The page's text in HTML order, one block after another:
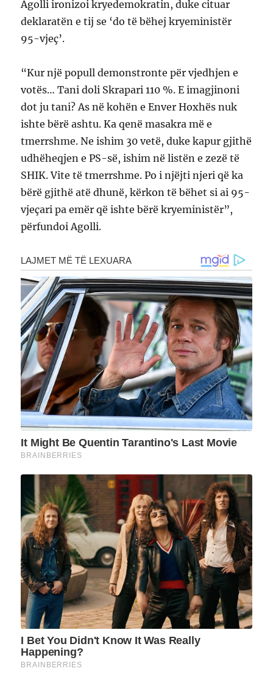
Agolli ironizoi kryedemokratin, duke cituar
deklaratën e tij se ‘do të bëhej kryeministër
95-vjeç’.
“Kur një popull demonstronte për vjedhjen e
votës… Tani doli Skrapari 110 %. E imagjinoni
dot ju tani? As në kohën e Enver Hoxhës nuk
ishte bërë ashtu. Ka qenë masakra më e
tmerrshme. Ne ishim 30 vetë, duke kapur gjithë
udhëheqjen e PS-së, ishim në listën e zezë të
SHIK. Vite të tmerrshme. Po i njëjti njeri që ka
bërë gjithë atë dhunë, kërkon të bëhet si ai 95-
vjeçari pa emër që ishte bërë kryeministër”,
përfundoi Agolli.